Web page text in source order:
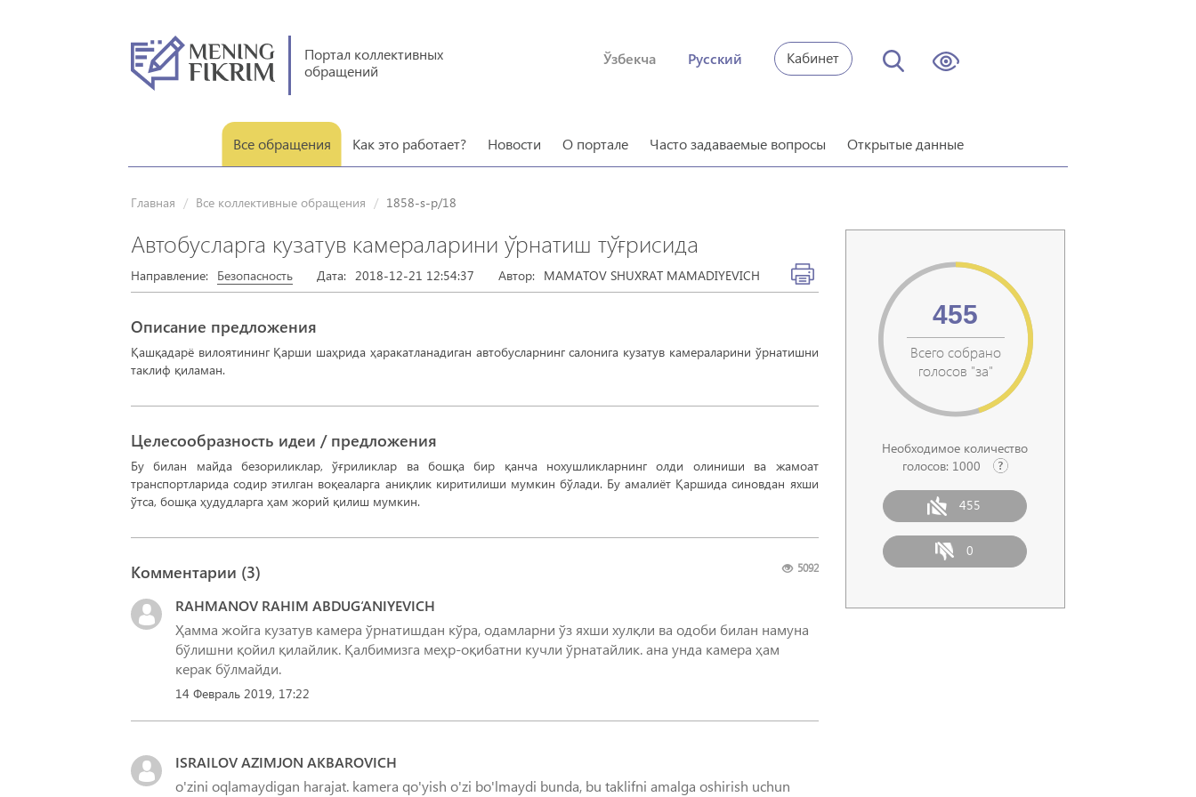
Портал коллективных
обращений
Ўзбекча Русский Кабинет
Все обращения Как это работает? Новости О портале Часто задаваемые вопросы Открытые данные
Главная Все коллективные обращения 1858-s-p/18
Всего собрано
голосов "за"
455
Необходимое количество
голосов: 1000
455
0
Автобусларга кузатув камераларини ўрнатиш тўғрисида
Направление: Безопасность Дата: 2018-12-21 12:54:37 Автор: MAMATOV SHUXRAT MAMADIYEVICH
Описание предложения
Қашқадарё вилоятининг Қарши шаҳрида ҳаракатланадиган автобусларнинг салонига кузатув камераларини ўрнатишни
таклиф қиламан.
Целесообразность идеи / предложения
Бу билан майда безориликлар, ўғриликлар ва бошқа бир қанча нохушликларнинг олди олиниши ва жамоат
транспортларида содир этилган воқеаларга аниқлик киритилиши мумкин бўлади. Бу амалиёт Қаршида синовдан яхши
ўтса, бошқа ҳудудларга ҳам жорий қилиш мумкин.
5092
Комментарии (3)
RAHMANOV RAHIM ABDUG‘ANIYEVICH
Ҳамма жойга кузатув камера ўрнатишдан кўра, одамларни ўз яхши хулқли ва одоби билан намуна
бўлишни қойил қилайлик. Қалбимизга меҳр-оқибатни кучли ўрнатайлик. ана унда камера ҳам
керак бўлмайди.
14 Февраль 2019, 17:22
ISRAILOV AZIMJON AKBAROVICH
o'zini oqlamaydigan harajat. kamera qo'yish o'zi bo'lmaydi bunda, bu taklifni amalga oshirish uchun